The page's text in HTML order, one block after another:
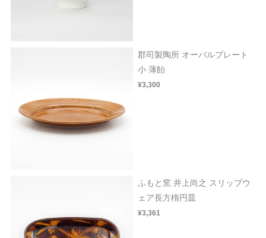
郡司製陶所 オーバルプレート
小 薄飴
¥3,300
ふもと窯 井上尚之 スリップウ
ェア長方楕円皿
¥3,361